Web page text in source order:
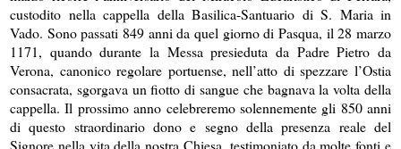
custodito nella cappella della Basilica-Santuario di S. Maria in
Vado. Sono passati 849 anni da quel giorno di Pasqua, il 28 marzo
1171, quando durante la Messa presieduta da Padre Pietro da
Verona, canonico regolare portuense, nell’atto di spezzare l’Ostia
consacrata, sgorgava un fiotto di sangue che bagnava la volta della
cappella. Il prossimo anno celebreremo solennemente gli 850 anni
di questo straordinario dono e segno della presenza reale del
Signore nella vita della nostra Chiesa, testimoniato da molte fonti e